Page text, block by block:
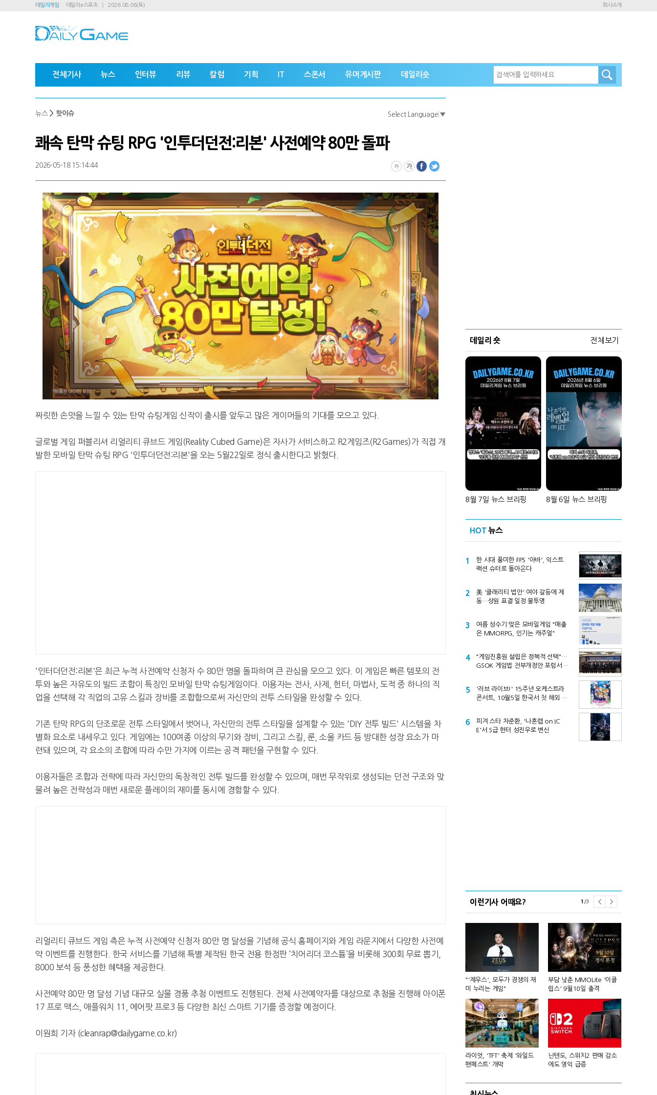
데일리게임 데일리e스포츠 2026.08.08(토) 회사소개
전체기사 뉴스 인터뷰 리뷰 칼럼 기획 IT 스폰서 유머게시판 데일리숏
뉴스 > 핫이슈 Select Language ▼
쾌속 탄막 슈팅 RPG '인투더던전:리본' 사전예약 80만 돌파
2026-05-18 15:14:44
짜릿한 손맛을 느낄 수 있는 탄막 슈팅게임 신작이 출시를 앞두고 많은 게이머들의 기대를 모으고 있다.
글로벌 게임 퍼블리셔 리얼리티 큐브드 게임(Reality Cubed Game)은 자사가 서비스하고 R2게임즈(R2Games)가 직접 개
발한 모바일 탄막 슈팅 RPG '인투더던전:리본'을 오는 5월22일로 정식 출시한다고 밝혔다.
'인터더던전:리본'은 최근 누적 사전예약 신청자 수 80만 명을 돌파하며 큰 관심을 모으고 있다. 이 게임은 빠른 템포의 전
투와 높은 자유도의 빌드 조합이 특징인 모바일 탄막 슈팅게임이다. 이용자는 전사, 사제, 헌터, 마법사, 도적 중 하나의 직
업을 선택해 각 직업의 고유 스킬과 장비를 조합함으로써 자신만의 전투 스타일을 완성할 수 있다.
기존 탄막 RPG의 단조로운 전투 스타일에서 벗어나, 자신만의 전투 스타일을 설계할 수 있는 'DIY 전투 빌드' 시스템을 차
별화 요소로 내세우고 있다. 게임에는 100여종 이상의 무기와 장비, 그리고 스킬, 룬, 소울 카드 등 방대한 성장 요소가 마
련돼 있으며, 각 요소의 조합에 따라 수만 가지에 이르는 공격 패턴을 구현할 수 있다.
이용자들은 조합과 전략에 따라 자신만의 독창적인 전투 빌드를 완성할 수 있으며, 매번 무작위로 생성되는 던전 구조와 맞
물려 높은 전략성과 매번 새로운 플레이의 재미를 동시에 경험할 수 있다.
리얼리티 큐브드 게임 측은 누적 사전예약 신청자 80만 명 달성을 기념해 공식 홈페이지와 게임 라운지에서 다양한 사전예
약 이벤트를 진행한다. 한국 서비스를 기념해 특별 제작된 한국 전용 한정판 ‘치어리더 코스튬’을 비롯해 300회 무료 뽑기,
8000 보석 등 풍성한 혜택을 제공한다.
사전예약 80만 명 달성 기념 대규모 실물 경품 추첨 이벤트도 진행된다. 전체 사전예약자를 대상으로 추첨을 진행해 아이폰
17 프로 맥스, 애플워치 11, 에어팟 프로3 등 다양한 최신 스마트 기기를 증정할 예정이다.
이원희 기자 (cleanrap@dailygame.co.kr)
데일리 숏 전체보기
8월 7일 뉴스 브리핑 8월 6일 뉴스 브리핑
HOT 뉴스
1
한 시대 풍미한 FPS '아바', 익스트
랙션 슈터로 돌아온다
2
美 '클래리티 법안' 여야 갈등에 제
동…상원 표결 일정 불투명
3
여름 성수기 맞은 모바일게임 "매출
은 MMORPG, 인기는 캐주얼"
4
"게임진흥원 설립은 정책적 선택"…
GSOK 게임법 전부개정안 포럼서
5
'러브 라이브!' 15주년 오케스트라
콘서트, 10월5일 한국서 첫 해외 공
6
피겨 스타 차준환, '나혼렙 on IC
E'서 S급 헌터 성진우로 변신
이런기사 어때요? 1 /3
원 기록
5종 공개
"'제우스', 모두가 경쟁의 재
미 누리는 게임"
부담 낮춘 MMOLite '이클
립스' 9월10일 출격
라이엇, 'TFT' 축제 '와일드
팬페스트' 개막
닌텐도, 스위치2 판매 감소
에도 영익 급증